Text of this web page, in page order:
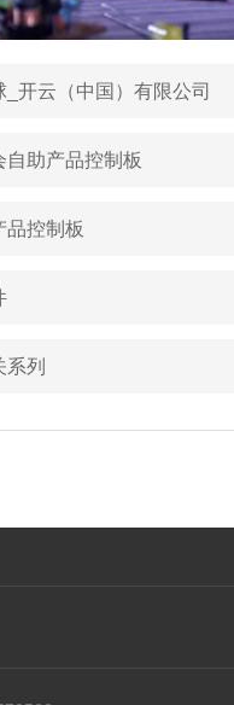
_开云（中国）有限公司
自助产品控制板
品控制板
系列